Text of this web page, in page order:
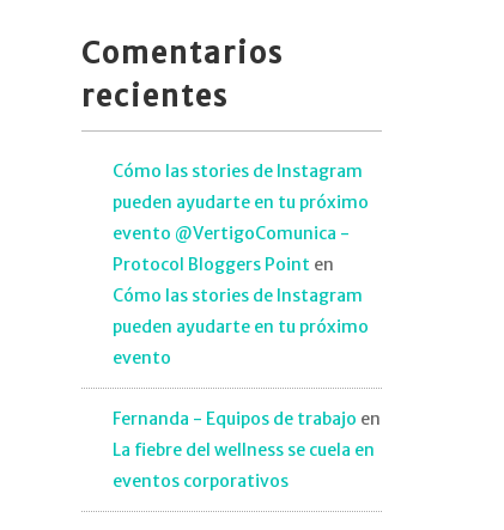
Comentarios
recientes
Cómo las stories de Instagram
pueden ayudarte en tu próximo
evento @VertigoComunica -
Protocol Bloggers Point en
Cómo las stories de Instagram
pueden ayudarte en tu próximo
evento
Fernanda - Equipos de trabajo en
La fiebre del wellness se cuela en
eventos corporativos